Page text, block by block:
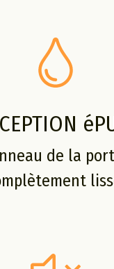
de la